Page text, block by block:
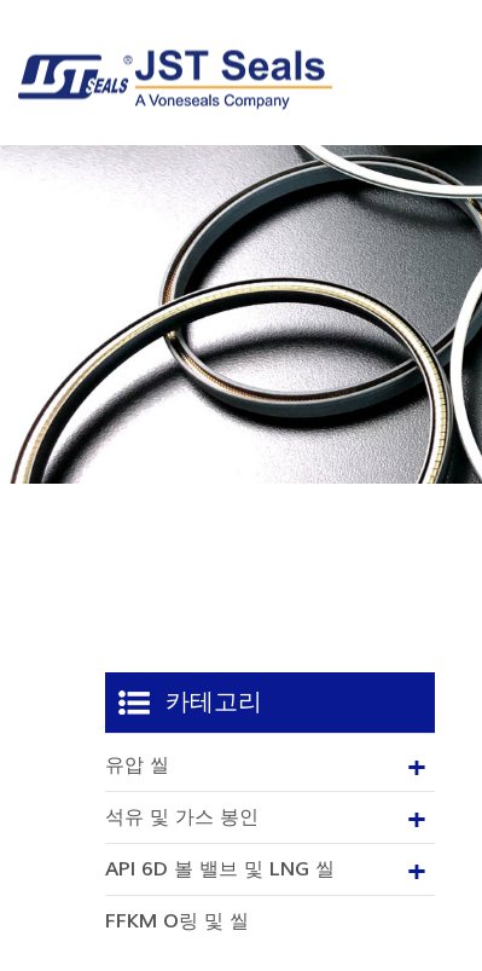
카테고리
유압 씰
석유 및 가스 봉인
API 6D 볼 밸브 및 LNG 씰
FFKM O링 및 씰